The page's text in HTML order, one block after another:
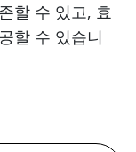
할 수 있고, 효
할 수 있습니